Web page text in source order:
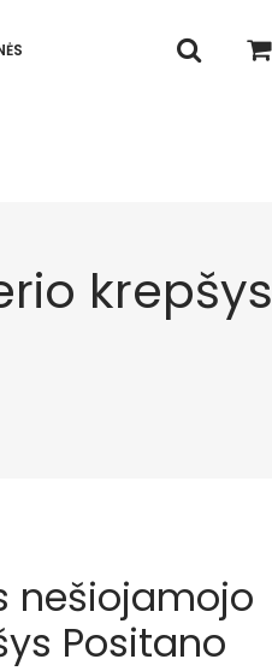
krepšys
nešiojamojo
Positano